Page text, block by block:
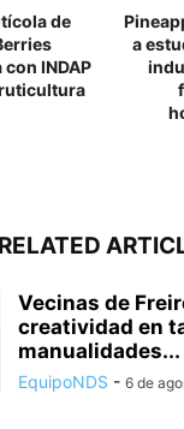
de
INDAP
a
RELATED
Vecinas de
creatividad en
manualidades...
EquipoNDS - 6 de